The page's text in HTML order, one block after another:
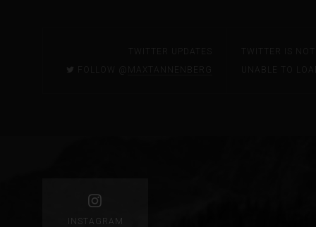
TWITTER UPDATES
FOLLOW @
MAXTANNENBERG
TWITTER IS
UNABLE TO
INSTAGRAM